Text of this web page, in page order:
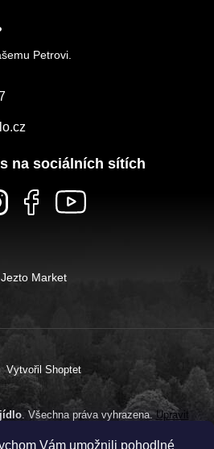
Vám umožnili pohodlné
Petrovi.
na sociálních sítích
Jezto Market
Vytvořil Shoptet
. Všechna práva vyhrazena.Upravit